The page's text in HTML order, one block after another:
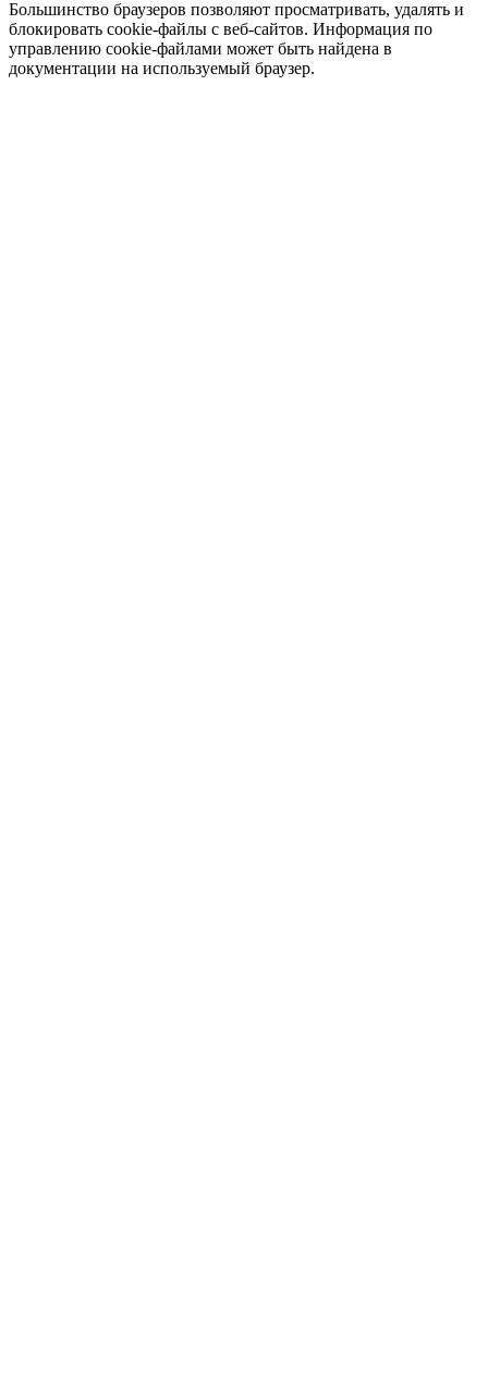
Большинство браузеров позволяют просматривать, удалять и
блокировать cookie-файлы c веб-сайтов. Информация по
управлению cookie-файлами может быть найдена в
документации на используемый браузер.